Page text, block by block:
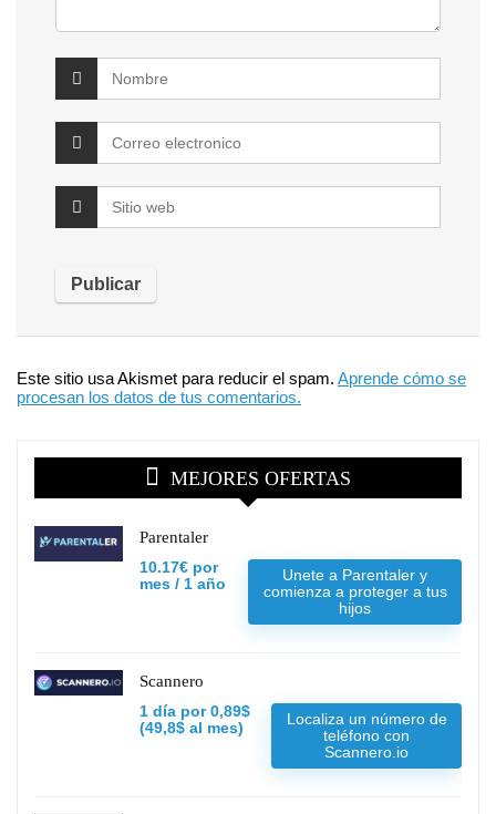
Este sitio usa Akismet para reducir el spam. Aprende cómo se
procesan los datos de tus comentarios.
MEJORES OFERTAS
Parentaler
10.17€ por
mes / 1 año
Unete a Parentaler y
comienza a proteger a tus
hijos
Scannero
1 día por 0,89$
(49,8$ al mes)
Localiza un número de
teléfono con
Scannero.io